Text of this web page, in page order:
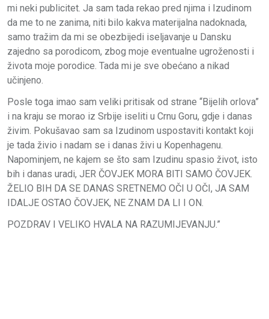
mi neki publicitet. Ja sam tada rekao pred njima i Izudinom
da me to ne zanima, niti bilo kakva materijalna nadoknada,
samo tražim da mi se obezbijedi iseljavanje u Dansku
zajedno sa porodicom, zbog moje eventualne ugroženosti i
života moje porodice. Tada mi je sve obećano a nikad
učinjeno.
Posle toga imao sam veliki pritisak od strane “Bijelih orlova”
i na kraju se morao iz Srbije iseliti u Crnu Goru, gdje i danas
živim. Pokušavao sam sa Izudinom uspostaviti kontakt koji
je tada živio i nadam se i danas živi u Kopenhagenu.
Napominjem, ne kajem se što sam Izudinu spasio život, isto
bih i danas uradi, JER ČOVJEK MORA BITI SAMO ČOVJEK.
ŽELIO BIH DA SE DANAS SRETNEMO OČI U OČI, JA SAM
IDALJE OSTAO ČOVJEK, NE ZNAM DA LI I ON.
POZDRAV I VELIKO HVALA NA RAZUMIJEVANJU.”